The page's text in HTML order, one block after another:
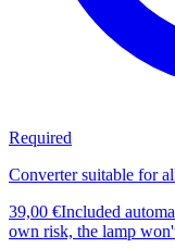
Required
Converter suitable for
39,00 €Included
own risk, the lamp